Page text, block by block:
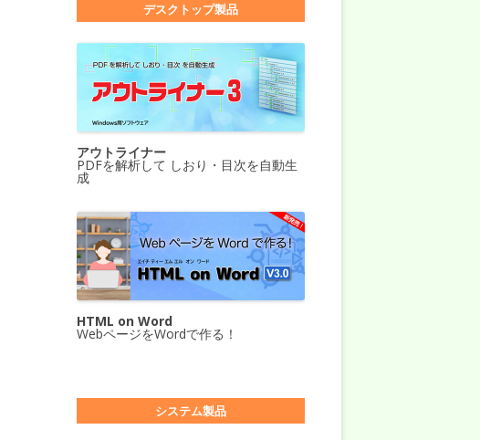
デスクトップ製品
アウトライナー
PDFを解析して しおり・目次を自動生
成
HTML on Word
WebページをWordで作る！
システム製品